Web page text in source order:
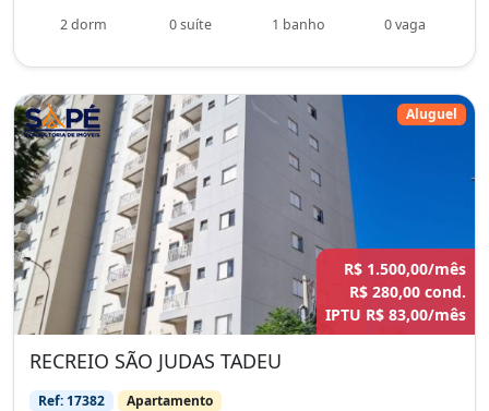
2 dorm 0 suíte 1 banho 0 vaga
Aluguel
R$ 1.500,00/mês
R$ 280,00 cond.
IPTU R$ 83,00/mês
RECREIO SÃO JUDAS TADEU
Ref: 17382 Apartamento